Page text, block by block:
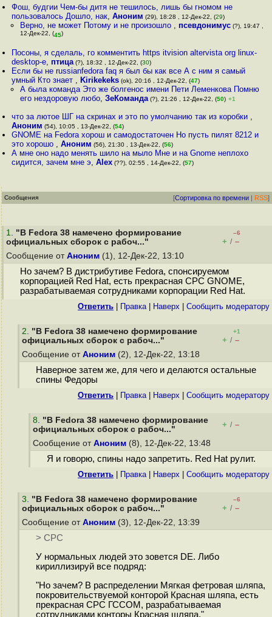
Фош, будгии Чем-бы дитя не тешилось, лишь бы гномом не
пользовалось Дошло, нак,Аноним (29), 18:28 , 12-Дек-22, (29)
Верно, не может Потому и не произошло , псевдонимус(?), 19:47 ,
12-Дек-22, (45)
Посоны, я сделаль, го комментить https itvision altervista org linux-
desktop-e, птица (?), 18:32 , 12-Дек-22, (30)
Если бы не russianfedora faq я был бы как все А с ним я самый
умный Кто знает , Kirikekeks (ok), 20:16 , 12-Дек-22, (47)
А была команда Это же болгенос имени Пети Леменкова Помню
его нездоровую любо, ЗеКоманда(?), 21:26 , 12-Дек-22, (50) +1
что за лютое ШГ на скринах и это по умолчанию так из коробки ,
Аноним (54), 10:05 , 13-Дек-22, (54)
GNOME на Fedora хорош и самодостаточен Но пусть пилят 8212 и
это хорошо ,Аноним (56), 21:30 , 13-Дек-22, (56)
А мне оно надо менять шило на мыло Мне и на Gnome неплохо
сидится, зачем мне э,Alex (??), 02:55 , 14-Дек-22, (57)
Сообщения [Сортировка по времени | RSS]
1. "В Fedora 38 намечено формирование
официальных сборок с рабоч..."
–6
+ / –
Сообщение от Аноним (1), 12-Дек-22, 13:10
Но зачем? В дистрибутиве Fedora, спонсируемом
корпорацией Red Hat, есть прекрасная СРС GNOME,
разрабатываемая сотрудниками корпорации Red Hat.
Ответить Правка| Наверх Cообщить модератору
2. "В Fedora 38 намечено формирование
официальных сборок с рабоч..."
+1
+ / –
Сообщение от Аноним (2), 12-Дек-22, 13:18
Наверное затем же, для чего и делаются остальные
спины Федоры
Ответить Правка| Наверх Cообщить модератору
8. "В Fedora 38 намечено формирование
официальных сборок с рабоч..."
+ / –
Сообщение от Аноним (8), 12-Дек-22, 13:48
Я и говорю, спины надо запретить. Red Hat рулит.
Ответить Правка| Наверх Cообщить модератору
3. "В Fedora 38 намечено формирование
официальных сборок с рабоч..."
–6
+ / –
Сообщение от Аноним (3), 12-Дек-22, 13:39
> СРС
У нормальных людей это зовется DE. Либо
кириллизируй все подряд:
"Но зачем? В распределении Мягкая фетровая шляпа,
покровительствуемой конторой Красная шляпа, есть
прекрасная СРС ГССОМ, разрабатываемая
сотрудниками конторы Красная шляпа."